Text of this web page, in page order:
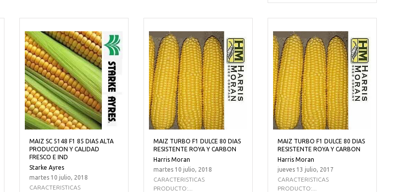
MAIZ SC 5148 F1 85 DIAS ALTA
PRODUCCION Y CALIDAD
FRESCO E IND
Starke Ayres
martes 10 julio, 2018
CARACTERISTICAS
MAIZ TURBO F1 DULCE 80 DIAS
RESISTENTE ROYA Y CARBON
Harris Moran
martes 10 julio, 2018
CARACTERISTICAS
PRODUCTO:...
MAIZ TURBO F1 DULCE 80 DIAS
RESISTENTE ROYA Y CARBON
Harris Moran
jueves 13 julio, 2017
CARACTERISTICAS
PRODUCTO:...